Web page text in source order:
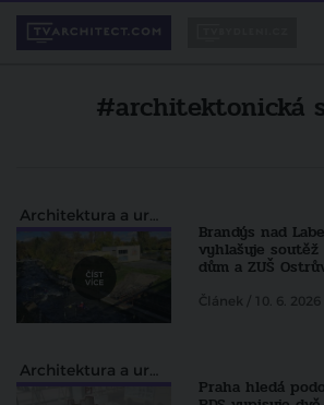
#architektonická
Architektura a urbanismus
Brandýs nad
vyhlašuje
dům a ZUŠ
Článek / 10. 6. 2026
Architektura a urbanismus
Praha hledá